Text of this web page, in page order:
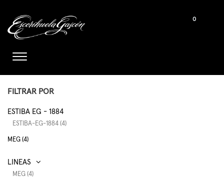
0
FILTRAR POR
ESTIBA EG - 1884
ESTIBA-EG-1884 (4)
MEG (4)
MEG (4)